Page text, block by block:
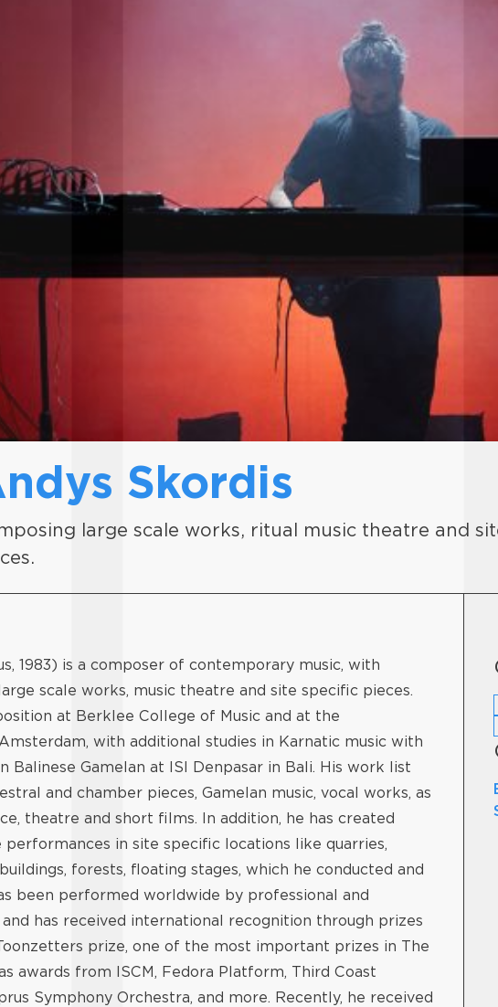
Skordis
large scale works, ritual music theatre and
1983) is a composer of contemporary music, with
scale works, music theatre and site specific pieces.
at Berklee College of Music and at the
with additional studies in Karnatic music with
Balinese Gamelan at ISI Denpasar in Bali. His work list
and chamber pieces, Gamelan music, vocal works, as
theatre and short films. In addition, he has created
performances in site specific locations like quarries,
forests, floating stages, which he conducted and
been performed worldwide by professional and
has received international recognition through prizes
prize, one of the most important prizes in The
awards from ISCM, Fedora Platform, Third Coast
Symphony Orchestra, and more. Recently, he received